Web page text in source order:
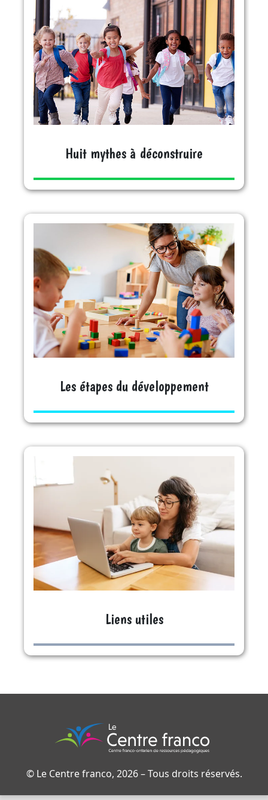
Huit mythes à déconstruire
Les étapes du développement
Liens utiles
© Le Centre franco, 2026– Tous droits réservés.